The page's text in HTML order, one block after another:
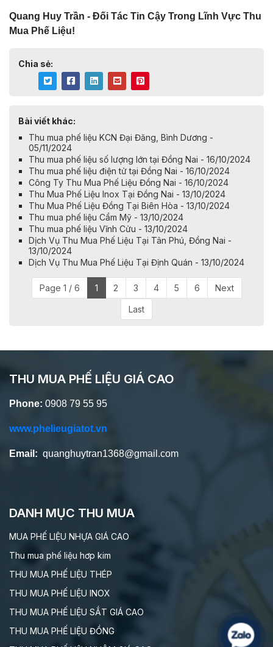
Quang Huy Trần - Đối Tác Tin Cậy Trong Lĩnh Vực Thu
Mua Phế Liệu!
Chia sẻ:
Bài viết khác:
Thu mua phế liệu KCN Đại Đăng, Bình Dương -
05/11/2024
Thu mua phế liệu số lượng lớn tại Đồng Nai - 16/10/2024
Thu mua phế liệu điện tử tại Đồng Nai - 16/10/2024
Công Ty Thu Mua Phế Liệu Đồng Nai - 16/10/2024
Thu Mua Phế Liệu Inox Tại Đồng Nai - 13/10/2024
​​​​​​​Thu Mua Phế Liệu Đồng Tại Biên Hòa - 13/10/2024
Thu mua phế liệu Cẩm Mỹ - 13/10/2024
Thu mua phế liệu Vĩnh Cửu - 13/10/2024
Dịch Vụ Thu Mua Phế Liệu Tại Tân Phú, Đồng Nai -
13/10/2024
Dịch Vụ Thu Mua Phế Liệu Tại Định Quán - 13/10/2024
Page 1 / 6 1 2 3 4 5 6 Next
Last
THU MUA PHẾ LIỆU GIÁ CAO
Phone: 0908 79 55 95
www.phelieugiatot.vn
Email: quanghuytran1368@gmail.com
DANH MỤC THU MUA
MUA PHẾ LIỆU NHỰA GIÁ CAO
Thu mua phế liệu hơp kim
THU MUA PHẾ LIỆU THÉP
THU MUA PHẾ LIỆU INOX
THU MUA PHẾ LIỆU SẮT GIÁ CAO
THU MUA PHẾ LIỆU ĐỒNG